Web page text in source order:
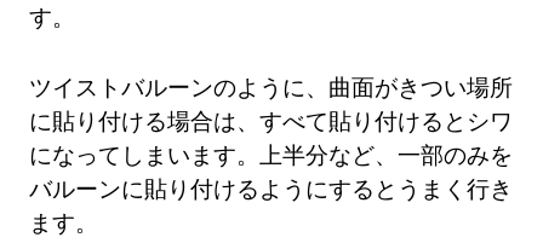
す。
ツイストバルーンのように、曲面がきつい場所
に貼り付ける場合は、すべて貼り付けるとシワ
になってしまいます。上半分など、一部のみを
バルーンに貼り付けるようにするとうまく行き
ます。